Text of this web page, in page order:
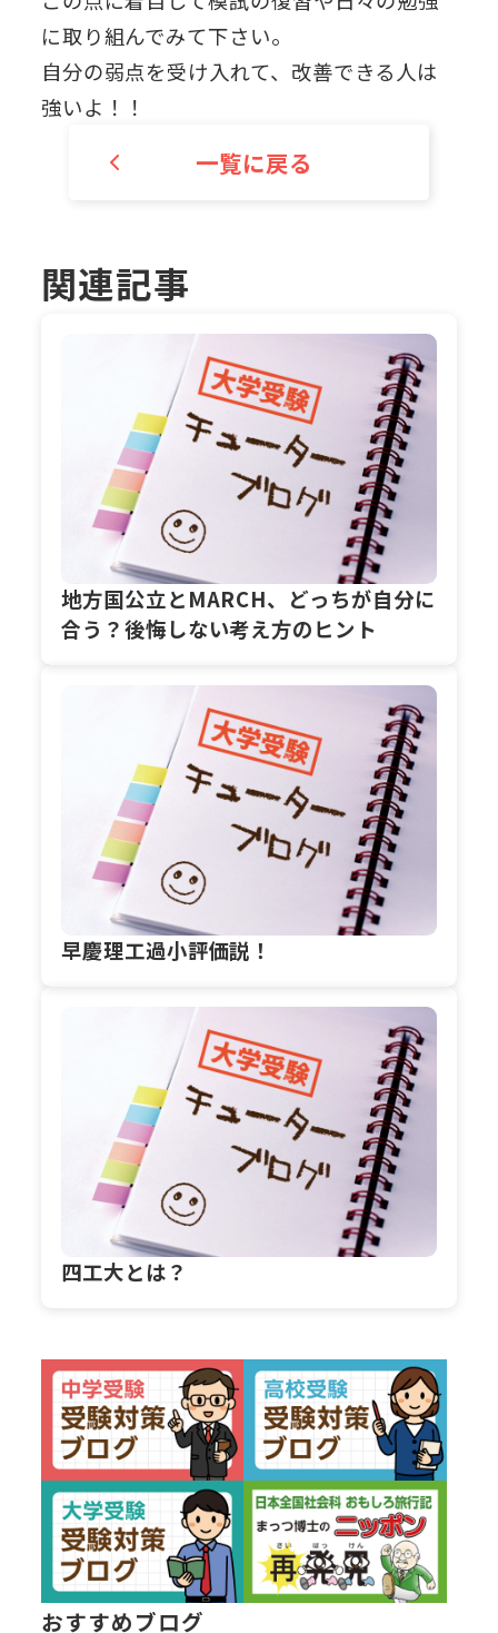
に取り組んでみて下さい。
自分の弱点を受け入れて、改善できる人は
強いよ！！
一覧に戻る
関連記事
地方国公立とMARCH、どっちが自分に
合う？後悔しない考え方のヒント
早慶理工過小評価説！
四工大とは？
おすすめブログ